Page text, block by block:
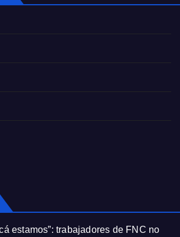
estamos”: trabajadores de FNC no